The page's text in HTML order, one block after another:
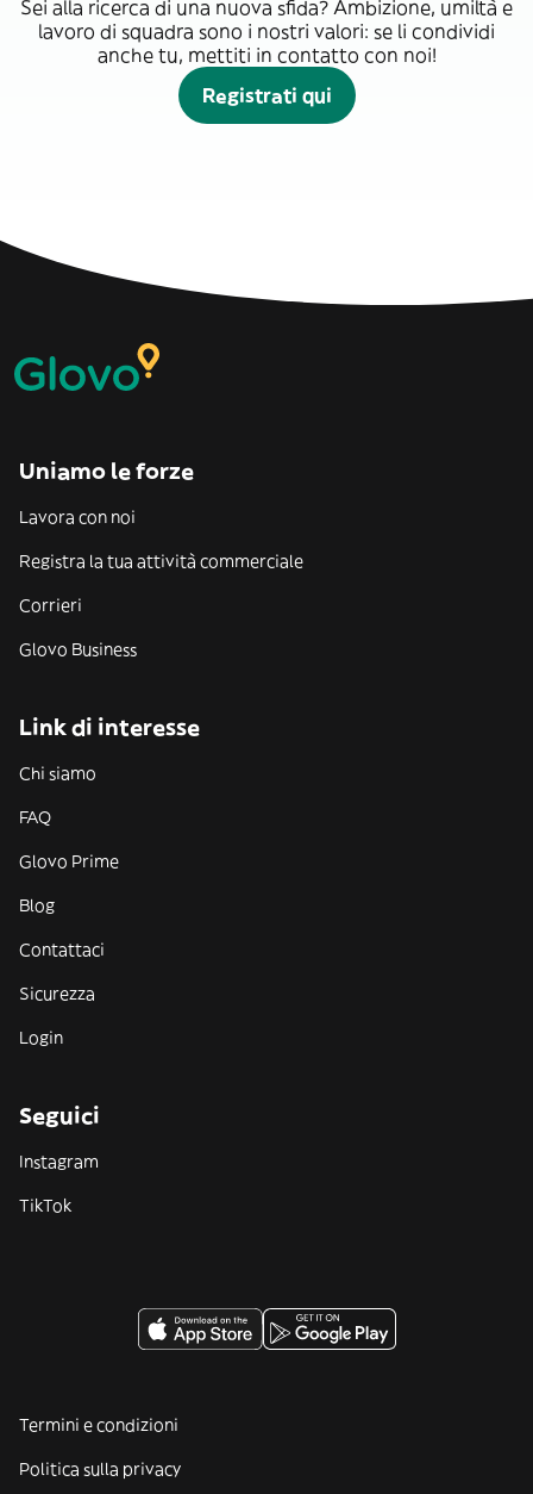
Sei alla ricerca di una nuova sfida? Ambizione, umiltà e
lavoro di squadra sono i nostri valori: se li condividi
anche tu, mettiti in contatto con noi!
Registrati qui
Uniamo le forze
Lavora con noi
Registra la tua attività commerciale
Corrieri
Glovo Business
Link di interesse
Chi siamo
FAQ
Glovo Prime
Blog
Contattaci
Sicurezza
Login
Seguici
Instagram
TikTok
Termini e condizioni
Politica sulla privacy